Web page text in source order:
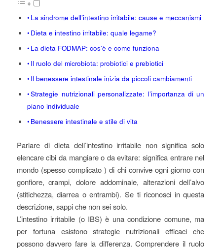
La sindrome dell’intestino irritabile: cause e meccanismi
Dieta e intestino irritabile: quale legame?
La dieta FODMAP: cos’è e come funziona
Il ruolo del microbiota: probiotici e prebiotici
Il benessere intestinale inizia da piccoli cambiamenti
Strategie nutrizionali personalizzate: l’importanza di un
piano individuale
Benessere intestinale e stile di vita
Parlare di dieta dell’intestino irritabile non significa solo
elencare cibi da mangiare o da evitare: significa entrare nel
mondo (spesso complicato ) di chi convive ogni giorno con
gonfiore, crampi, dolore addominale, alterazioni dell’alvo
(stitichezza, diarrea o entrambi). Se ti riconosci in questa
descrizione, sappi che non sei solo.
L’intestino irritabile (o IBS) è una condizione comune, ma
per fortuna esistono strategie nutrizionali efficaci che
possono davvero fare la differenza. Comprendere il ruolo